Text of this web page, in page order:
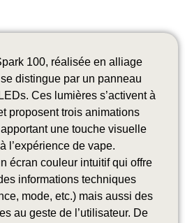
100, réalisée en alliage
distingue par un panneau
Ces lumières s’activent à
proposent trois animations
une touche visuelle
l’expérience de vape.
écran couleur intuitif qui offre
informations techniques
mode, etc.) mais aussi des
au geste de l’utilisateur. De